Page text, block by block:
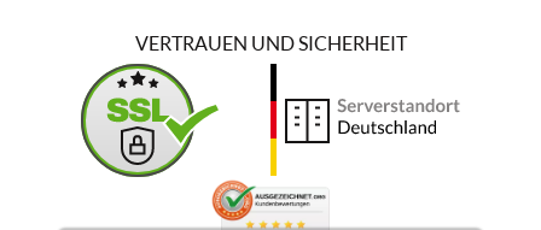
VERTRAUEN UND SICHERHEIT